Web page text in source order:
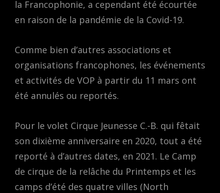
la Francophonie, a cependant été écourtée
en raison de la pandémie de la Covid-19.
Comme bien d’autres associations et
organisations francophones, les événements
et activités de VOP à partir du 11 mars ont
été annulés ou reportés.
Pour le volet Cirque Jeunesse C.-B. qui fêtait
son dixième anniversaire en 2020, tout a été
reporté à d’autres dates, en 2021. Le Camp
de cirque de la relâche du Printemps et les
camps d’été des quatre villes (North